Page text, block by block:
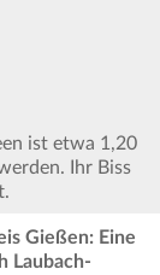
ist etwa 1,20
Ihr Biss
Gießen: Eine
Laubach-